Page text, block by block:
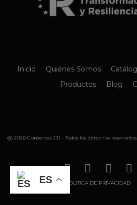
Inicio Quiénes Somos
Productos
Blog
@ 2026 Conservas JJJ - Todos los derechos reservados.
AVISO LEGAL POLÍTICA DE PRIVACIDAD
ES